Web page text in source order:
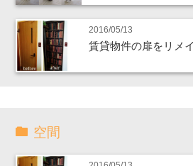
2016/05/13
賃貸物件の扉をリメ
空間